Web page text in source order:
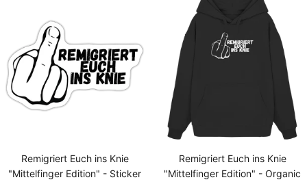
Remigriert Euch ins Knie
"Mittelfinger Edition" - Sticker
Remigriert Euch ins Knie
"Mittelfinger Edition" - Organic